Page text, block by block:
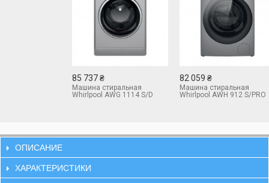
85 737 ₴
Машина стиральная
Whirlpool AWG 1114 S/D
82 059 ₴
Машина стиральная
Whirlpool AWH 912 S/PRO
ОПИСАНИЕ
ХАРАКТЕРИСТИКИ